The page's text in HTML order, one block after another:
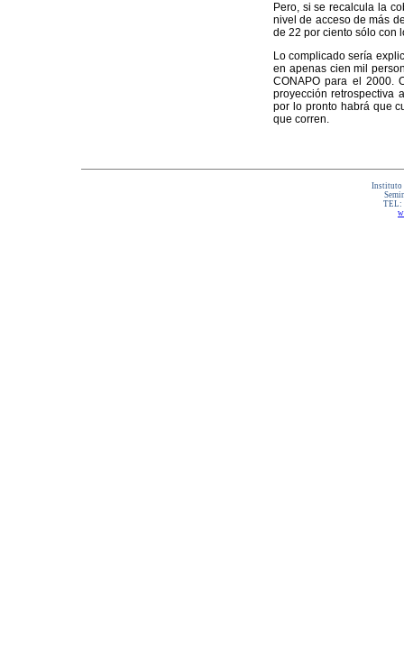
Pero, si se recalcula la
nivel de acceso de más
de 22 por ciento sólo con
Lo complicado sería
en apenas cien mil
CONAPO para el 2000.
proyección retrospectiva
por lo pronto habrá que
que corren.
Instituto
TEL: